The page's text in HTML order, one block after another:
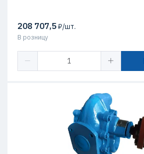
208 707,5₽/шт.
В розницу